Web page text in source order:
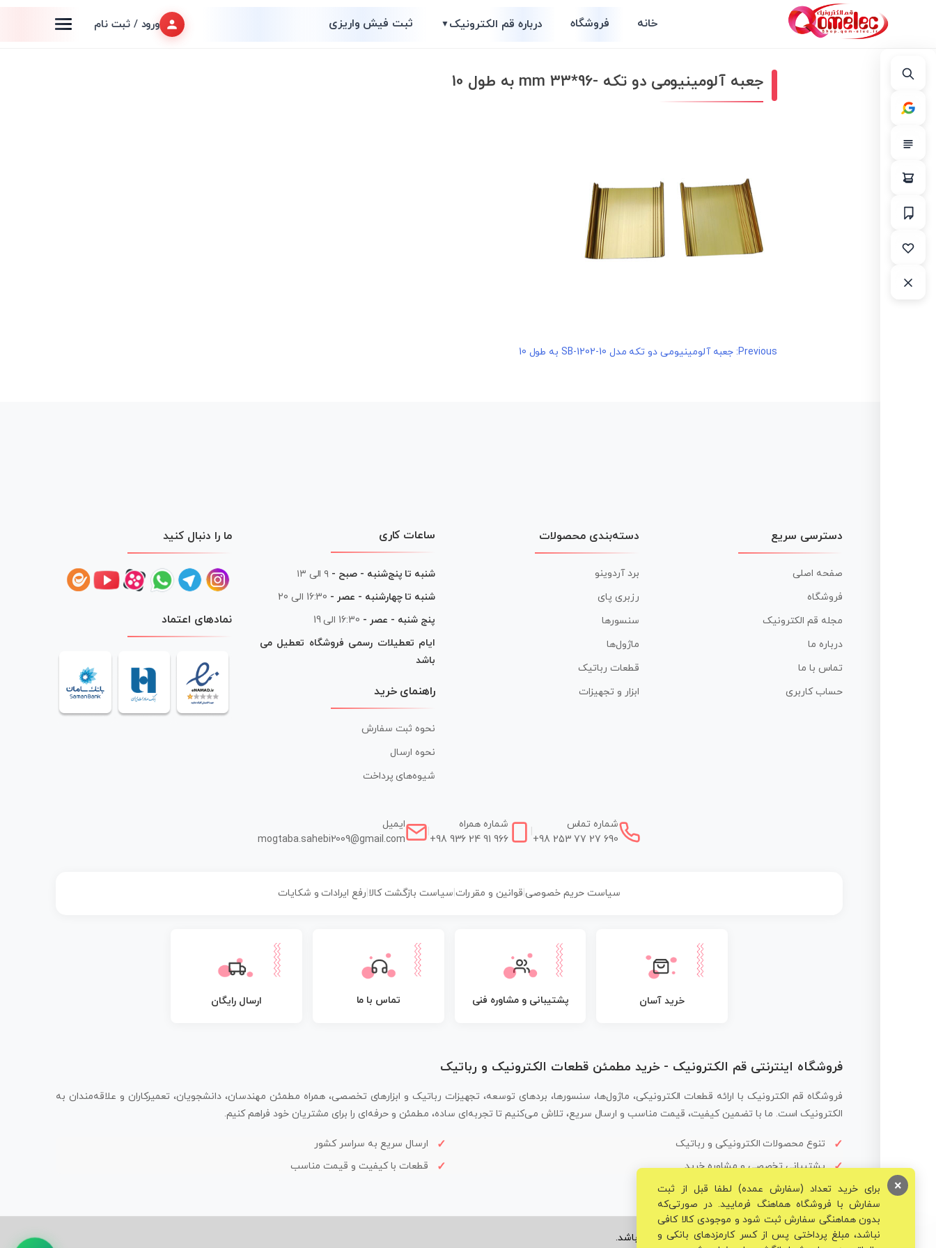
خانه فروشگاه درباره قم الکترونیک▼ ثبت فیش واریزی ورود / ثبت نام
جعبه آلومینیومی دو تکه -96*33 mm به طول 10
راهبری
Previous: جعبه آلومینیومی دو تکه مدل SB-1202-10 به طول 10
دسترسی سریع
صفحه اصلی
فروشگاه
مجله قم الکترونیک
درباره ما
تماس با ما
حساب کاربری
دسته‌بندی محصولات
برد آردوینو
رزبری پای
سنسورها
ماژول‌ها
قطعات رباتیک
ابزار و تجهیزات
ساعات کاری
شنبه تا پنج‌شنبه - صبح - ۹ الی ۱۳
شنبه تا چهارشنبه - عصر - 16:30 الی 20
پنج شنبه - عصر - 16:30 الی 19
ایام تعطیلات رسمی فروشگاه تعطیل می
باشد
راهنمای خرید
نحوه ثبت سفارش
نحوه ارسال
شیوه‌های پرداخت
ما را دنبال کنید
نمادهای اعتماد
شماره تماس
+98 253 77 27 690
شماره همراه
+98 936 24 91 966
ایمیل
mogtaba.sahebi2009@gmail.com
سیاست حریم خصوصی| قوانین و مقررات سیاست بازگشت کالا رفع ایرادات و شکایات
خرید آسان پشتیبانی و مشاوره فنی تماس با ما ارسال رایگان
فروشگاه اینترنتی قم الکترونیک - خرید مطمئن قطعات الکترونیک و رباتیک
فروشگاه قم الکترونیک با ارائه قطعات الکترونیکی، ماژول‌ها، سنسورها، بردهای توسعه، تجهیزات رباتیک و ابزارهای تخصصی، همراه مطمئن مهندسان، دانشجویان، تعمیرکاران و علاقه‌مندان به
الکترونیک است. ما با تضمین کیفیت، قیمت مناسب و ارسال سریع، تلاش می‌کنیم تا تجربه‌ای ساده، مطمئن و حرفه‌ای را برای مشتریان خود فراهم کنیم.
تنوع محصولات الکترونیکی و رباتیک
ارسال سریع به سراسر کشور
پشتیبانی تخصصی و مشاوره خرید
قطعات با کیفیت و قیمت مناسب
© تمامی حقوق برای فروشگاه تخصصی قم الکترونیک محفوظ می‌باشد.
برای خرید تعداد (سفارش عمده) لطفا قبل از ثبت
سفارش با فروشگاه هماهنگ فرمایید. در صورتی‌که
بدون هماهنگی سفارش ثبت شود و موجودی کالا کافی
نباشد، مبلغ پرداختی پس از کسر کارمزدهای بانکی و
×